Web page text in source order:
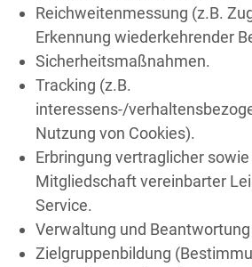
Reichweitenmessung (z.B.
Erkennung wiederkehrender
Sicherheitsmaßnahmen.
Tracking (z.B.
interessens-/
Nutzung von Cookies).
Erbringung vertraglicher
Mitgliedschaft vereinbarter
Service.
Verwaltung und
Zielgruppenbildung